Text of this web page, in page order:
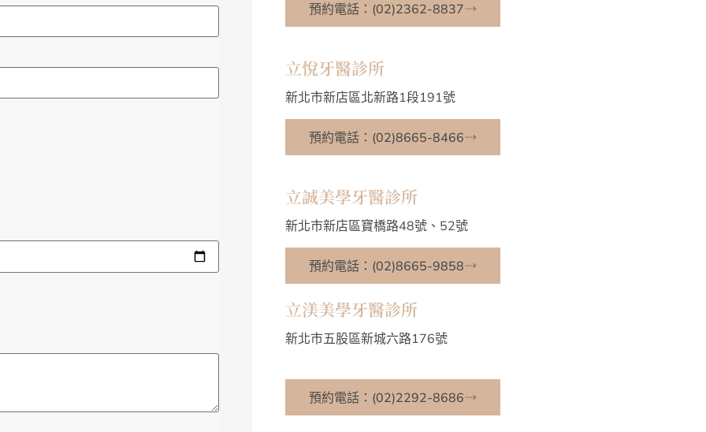
預約電話：(02)2362-8837
立悅牙醫診所
新北市新店區北新路1段191號
預約電話：(02)8665-8466
立誠美學牙醫診所
新北市新店區寶橋路48號、52號
預約電話：(02)8665-9858
立渼美學牙醫診所
新北市五股區新城六路176號
預約電話：(02)2292-8686